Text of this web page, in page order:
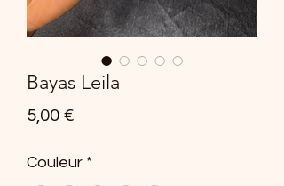
Bayas Leila
5,00 €Prix
Couleur *